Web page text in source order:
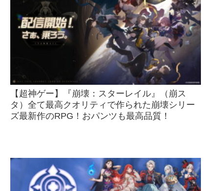
【超神ゲー】『崩壊：スターレイル』（崩ス
タ）全て最高クオリティで作られた崩壊シリー
ズ最新作のRPG！おパンツも最高品質！